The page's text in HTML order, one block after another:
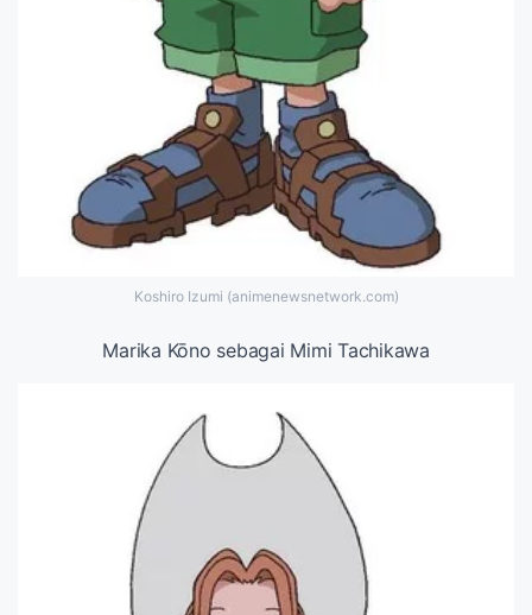
Koshiro Izumi (animenewsnetwork.com)
Marika Kōno sebagai Mimi Tachikawa